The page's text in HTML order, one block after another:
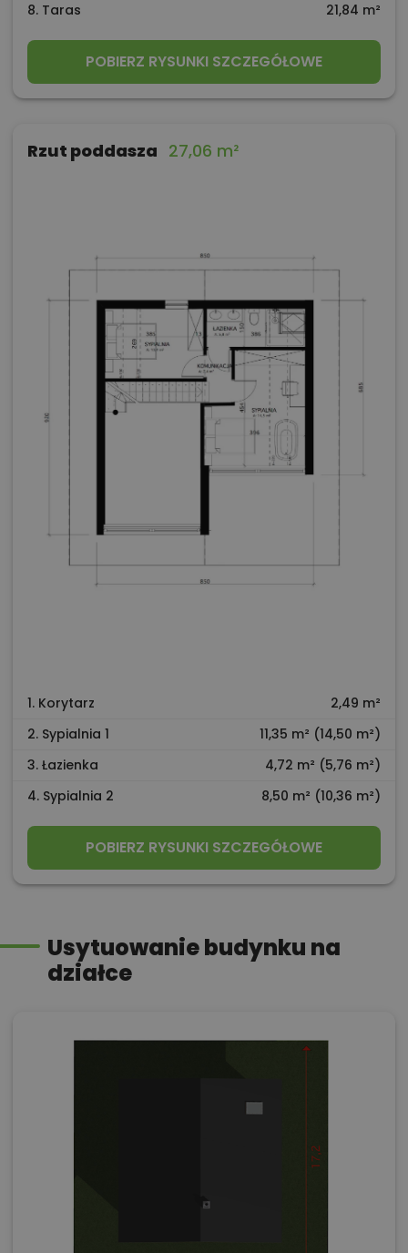
8. Taras
21,84 m²
POBIERZ RYSUNKI SZCZEGÓŁOWE
Rzut poddasza 27,06 m²
1. Korytarz
2,49 m²
2. Sypialnia 1
11,35 m² (14,50 m²)
3. Łazienka
4,72 m² (5,76 m²)
4. Sypialnia 2
8,50 m² (10,36 m²)
POBIERZ RYSUNKI SZCZEGÓŁOWE
Usytuowanie budynku na
działce